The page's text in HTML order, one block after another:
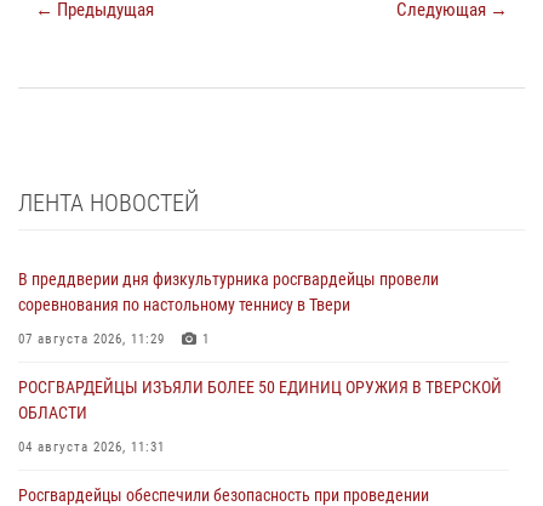
← Предыдущая Следующая →
ЛЕНТА НОВОСТЕЙ
В преддверии дня физкультурника росгвардейцы провели
соревнования по настольному теннису в Твери
07 августа 2026, 11:29 1
РОСГВАРДЕЙЦЫ ИЗЪЯЛИ БОЛЕЕ 50 ЕДИНИЦ ОРУЖИЯ В ТВЕРСКОЙ
ОБЛАСТИ
04 августа 2026, 11:31
Росгвардейцы обеспечили безопасность при проведении